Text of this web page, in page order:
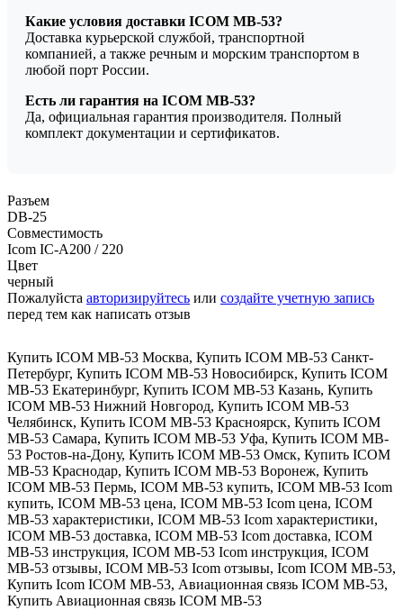
Какие условия доставки ICOM MB-53?
Доставка курьерской службой, транспортной
компанией, а также речным и морским транспортом в
любой порт России.
Есть ли гарантия на ICOM MB-53?
Да, официальная гарантия производителя. Полный
комплект документации и сертификатов.
Разъем
DB-25
Совместимость
Icom IC-A200 / 220
Цвет
черный
Пожалуйста авторизируйтесь или создайте учетную запись
перед тем как написать отзыв
Купить ICOM MB-53 Москва, Купить ICOM MB-53 Санкт-
Петербург, Купить ICOM MB-53 Новосибирск, Купить ICOM
MB-53 Екатеринбург, Купить ICOM MB-53 Казань, Купить
ICOM MB-53 Нижний Новгород, Купить ICOM MB-53
Челябинск, Купить ICOM MB-53 Красноярск, Купить ICOM
MB-53 Самара, Купить ICOM MB-53 Уфа, Купить ICOM MB-
53 Ростов-на-Дону, Купить ICOM MB-53 Омск, Купить ICOM
MB-53 Краснодар, Купить ICOM MB-53 Воронеж, Купить
ICOM MB-53 Пермь, ICOM MB-53 купить, ICOM MB-53 Icom
купить, ICOM MB-53 цена, ICOM MB-53 Icom цена, ICOM
MB-53 характеристики, ICOM MB-53 Icom характеристики,
ICOM MB-53 доставка, ICOM MB-53 Icom доставка, ICOM
MB-53 инструкция, ICOM MB-53 Icom инструкция, ICOM
MB-53 отзывы, ICOM MB-53 Icom отзывы, Icom ICOM MB-53,
Купить Icom ICOM MB-53, Авиационная связь ICOM MB-53,
Купить Авиационная связь ICOM MB-53